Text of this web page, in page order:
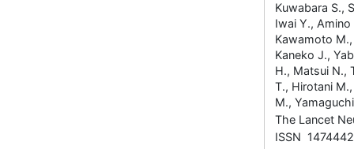
Kuwabara S.,
Iwai Y.,
Kawamoto
Kaneko J.,
H., Matsui N.,
T., Hirotani
M.,
The Lancet
ISSN